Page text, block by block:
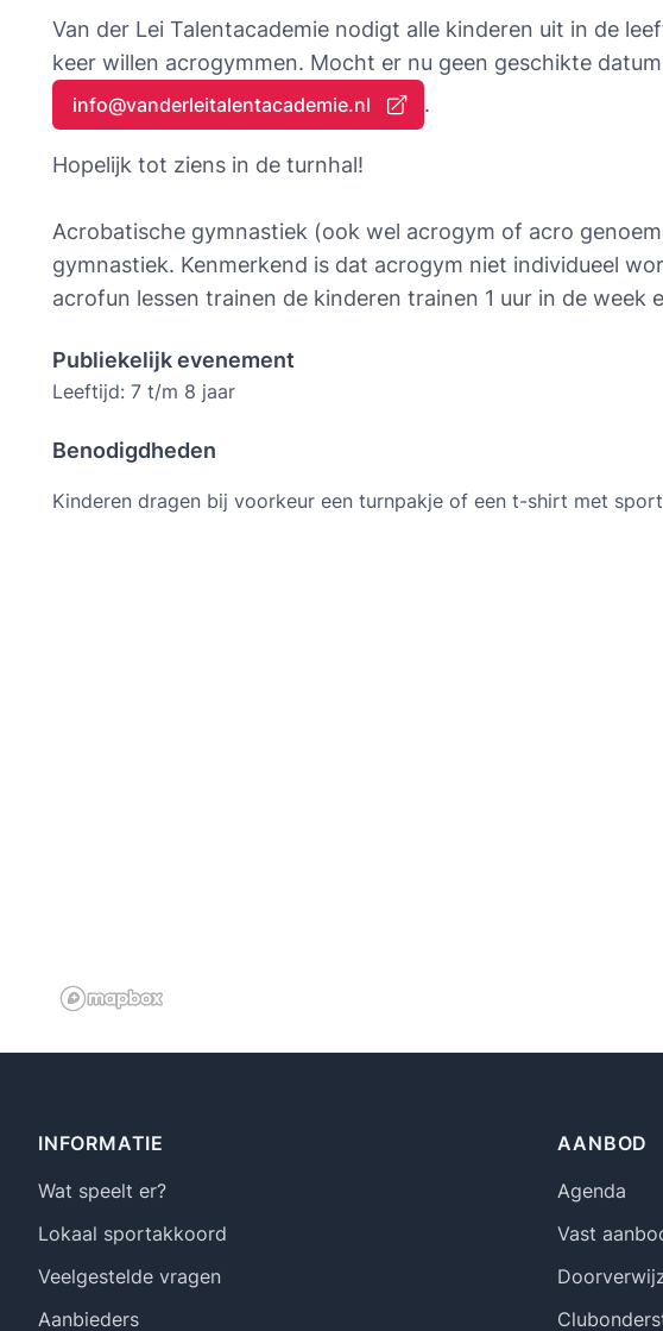
Van der Lei Talentacademie nodigt alle kinderen uit in de
info@vanderleitalentacademie.nl .
Hopelijk tot ziens in de turnhal!
Acrobatische gymnastiek (ook wel acrogym of acro
gymnastiek. Kenmerkend is dat acrogym niet individueel
acrofun lessen trainen de kinderen trainen 1 uur in de week
Publiekelijk evenement
Leeftijd: 7 t/m 8 jaar
Benodigdheden
Kinderen dragen bij voorkeur een turnpakje of een t-shirt met
INFORMATIE
Wat speelt er?
Lokaal sportakkoord
Veelgestelde vragen
Aanbieders
AANBOD
Agenda
Vast